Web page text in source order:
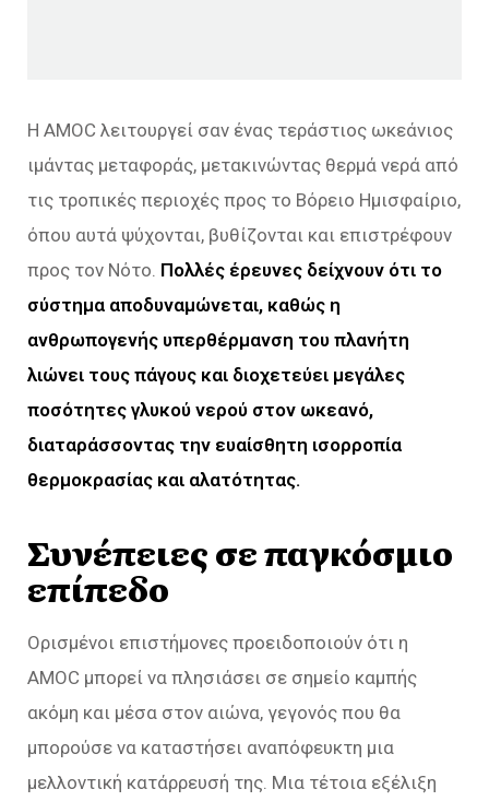
Η AMOC λειτουργεί σαν ένας τεράστιος ωκεάνιος
ιμάντας μεταφοράς, μετακινώντας θερμά νερά από
τις τροπικές περιοχές προς το Βόρειο Ημισφαίριο,
όπου αυτά ψύχονται, βυθίζονται και επιστρέφουν
προς τον Νότο. Πολλές έρευνες δείχνουν ότι το
σύστημα αποδυναμώνεται, καθώς η
ανθρωπογενής υπερθέρμανση του πλανήτη
λιώνει τους πάγους και διοχετεύει μεγάλες
ποσότητες γλυκού νερού στον ωκεανό,
διαταράσσοντας την ευαίσθητη ισορροπία
θερμοκρασίας και αλατότητας.
Συνέπειες σε παγκόσμιο
επίπεδο
Ορισμένοι επιστήμονες προειδοποιούν ότι η
AMOC μπορεί να πλησιάσει σε σημείο καμπής
ακόμη και μέσα στον αιώνα, γεγονός που θα
μπορούσε να καταστήσει αναπόφευκτη μια
μελλοντική κατάρρευσή της. Μια τέτοια εξέλιξη